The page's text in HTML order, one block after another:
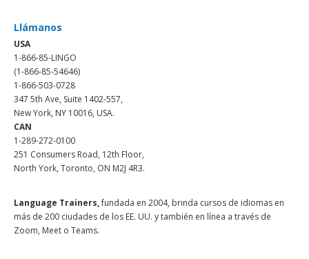
Llámanos
USA
1-866-85-LINGO
(1-866-85-54646)
1-866-503-0728
347 5th Ave, Suite 1402-557,
New York, NY 10016, USA.
CAN
1-289-272-0100
251 Consumers Road, 12th Floor,
North York, Toronto, ON M2J 4R3.
Language Trainers,fundada en 2004, brinda cursos de idiomas en
más de 200 ciudades de los EE. UU. y también en línea a través de
Zoom, Meet o Teams.